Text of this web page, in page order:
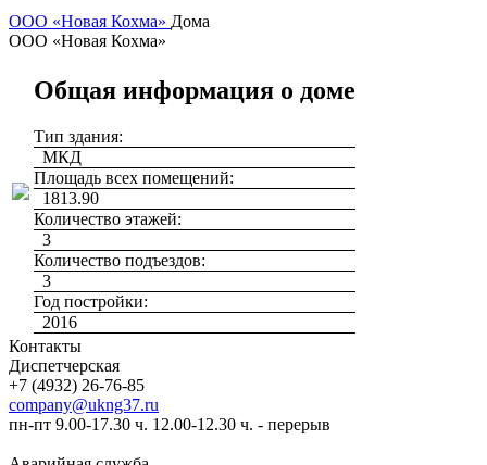
ООО «Новая Кохма» Дома
ООО «Новая Кохма»
Общая информация о доме
Тип здания:
МКД
Площадь всех помещений:
1813.90
Количество этажей:
3
Количество подъездов:
3
Год постройки:
2016
Контакты
Диспетчерская
+7 (4932) 26-76-85
company@ukng37.ru
пн-пт 9.00-17.30 ч. 12.00-12.30 ч. - перерыв